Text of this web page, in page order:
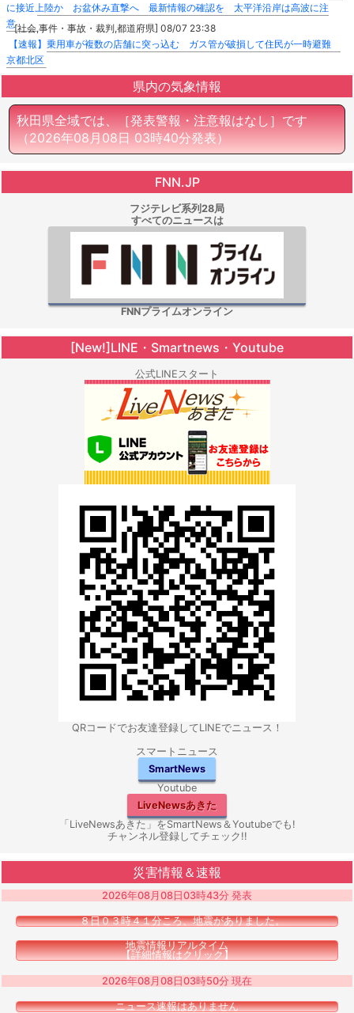
に接近上陸か お盆休み直撃へ 最新情報の確認を 太平洋沿岸は高波に注
意
[社会,事件・事故・裁判,都道府県] 08/07 23:38
【速報】乗用車が複数の店舗に突っ込む ガス管が破損して住民が一時避難
京都北区
県内の気象情報
秋田県全域では、［発表警報・注意報はなし］です
（2026年08月08日 03時40分発表）
FNN.JP
フジテレビ系列28局
すべてのニュースは
FNNプライムオンライン
[New!]LINE・Smartnews・Youtube
公式LINEスタート
QRコードでお友達登録してLINEでニュース！
スマートニュース
SmartNews
Youtube
LiveNewsあきた
「LiveNewsあきた」をSmartNews＆Youtubeでも!
チャンネル登録してチェック!!
災害情報＆速報
2026年08月08日03時43分 発表
８日０３時４１分ころ、地震がありました。
地震情報リアルタイム
【詳細情報はクリック】
2026年08月08日03時50分 現在
ニュース速報はありません